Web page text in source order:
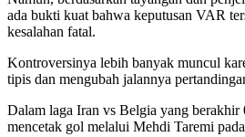
ada bukti kuat bahwa keputusan VAR
kesalahan fatal.
Kontroversinya lebih banyak muncul
tipis dan mengubah jalannya
Dalam laga Iran vs Belgia yang berakhir
mencetak gol melalui Mehdi Taremi